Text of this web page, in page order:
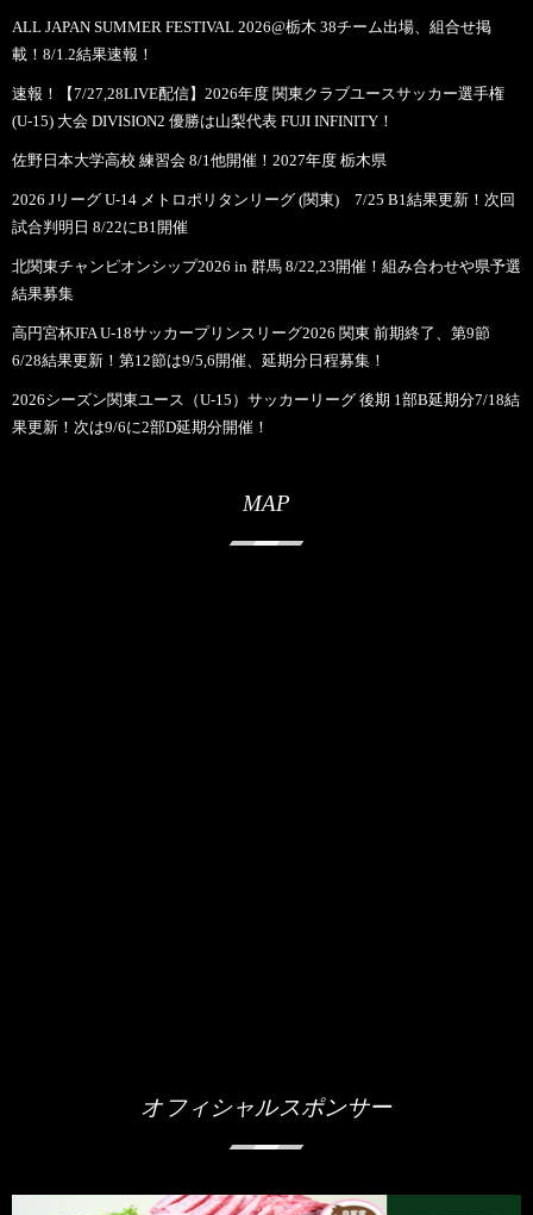
ALL JAPAN SUMMER FESTIVAL 2026@栃木 38チーム出場、組合せ掲
載！8/1.2結果速報！
速報！【7/27,28LIVE配信】2026年度 関東クラブユースサッカー選手権
(U-15) 大会 DIVISION2 優勝は山梨代表 FUJI INFINITY！
佐野日本大学高校 練習会 8/1他開催！2027年度 栃木県
2026 Jリーグ U-14 メトロポリタンリーグ (関東) 7/25 B1結果更新！次回
試合判明日 8/22にB1開催
北関東チャンピオンシップ2026 in 群馬 8/22,23開催！組み合わせや県予選
結果募集
高円宮杯JFA U-18サッカープリンスリーグ2026 関東 前期終了、第9節
6/28結果更新！第12節は9/5,6開催、延期分日程募集！
2026シーズン関東ユース（U-15）サッカーリーグ 後期 1部B延期分7/18結
果更新！次は9/6に2部D延期分開催！
MAP
オフィシャルスポンサー